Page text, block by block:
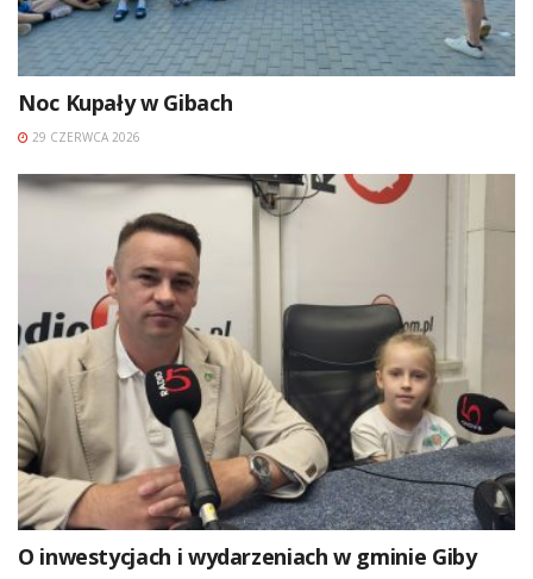
Noc Kupały w Gibach
29 CZERWCA 2026
O inwestycjach i wydarzeniach w gminie Giby